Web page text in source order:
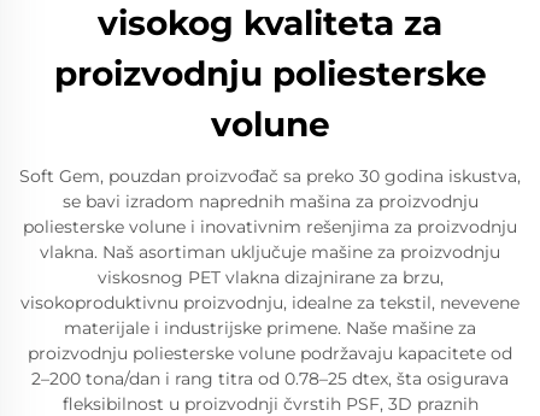
visokog kvaliteta za
proizvodnju poliesterske
volune
Soft Gem, pouzdan proizvođač sa preko 30 godina iskustva,
se bavi izradom naprednih mašina za proizvodnju
poliesterske volune i inovativnim rešenjima za proizvodnju
vlakna. Naš asortiman uključuje mašine za proizvodnju
viskosnog PET vlakna dizajnirane za brzu,
visokoproduktivnu proizvodnju, idealne za tekstil, nevevene
materijale i industrijske primene. Naše mašine za
proizvodnju poliesterske volune podržavaju kapacitete od
2–200 tona/dan i rang titra od 0.78–25 dtex, šta osigurava
fleksibilnost u proizvodnji čvrstih PSF, 3D praznih